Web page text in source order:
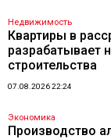
Недвижимость
Квартиры в
строительства
07.08.2026 22:24
Экономика
Производство